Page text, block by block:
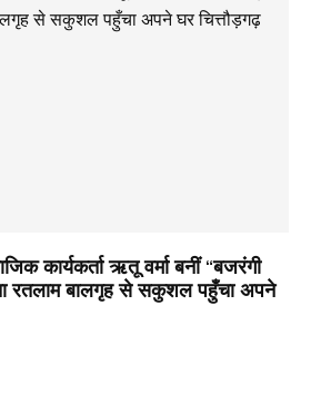
कार्यकर्ता ऋतू वर्मा बनीं “बजरंगी
रतलाम बालगृह से सकुशल पहुँचा अपने